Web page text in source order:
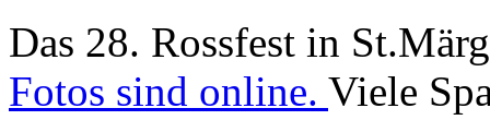
Das 28. Rossfest in
Fotos sind online. Viele